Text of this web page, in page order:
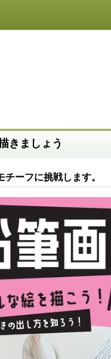
きましょう
ーフに挑戦します。